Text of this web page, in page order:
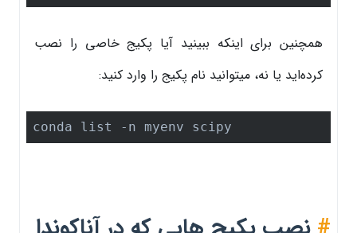
همچنین برای اینکه ببینید آیا پکیج خاصی را نصب
کرده‌اید یا نه، میتوانید نام پکیج را وارد کنید:
conda list -n myenv scipy